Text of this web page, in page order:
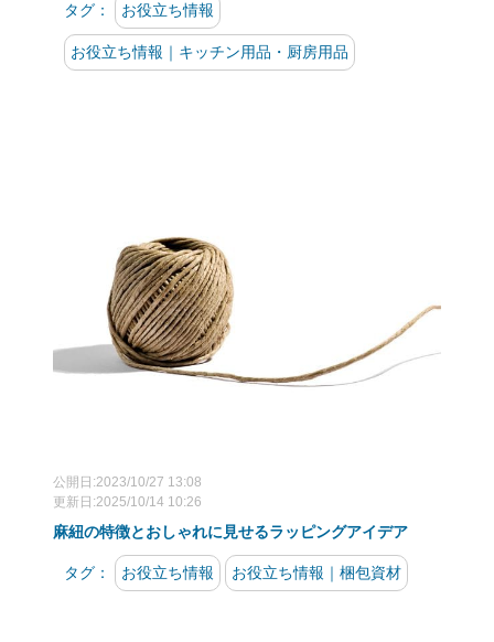
タグ： お役立ち情報
お役立ち情報｜キッチン用品・厨房用品
公開日:2023/10/27 13:08
更新日:2025/10/14 10:26
麻紐の特徴とおしゃれに見せるラッピングアイデア
タグ： お役立ち情報 お役立ち情報｜梱包資材